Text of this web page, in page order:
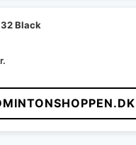
Black